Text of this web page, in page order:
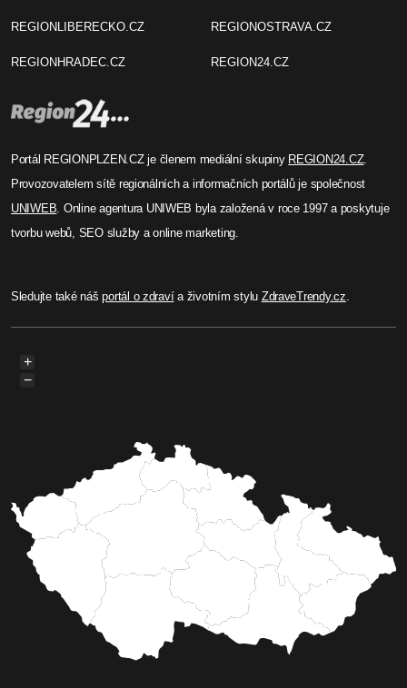
REGIONLIBERECKO.CZ
REGIONHRADEC.CZ
REGIONOSTRAVA.CZ
REGION24.CZ
Portál REGIONPLZEN.CZ je členem mediální skupiny REGION24.CZ.
Provozovatelem sítě regionálních a informačních portálů je společnost
UNIWEB. Online agentura UNIWEB byla založená v roce 1997 a poskytuje
tvorbu webů, SEO služby a online marketing.
Sledujte také nášportál o zdravía životním stylu ZdraveTrendy.cz.
+
−